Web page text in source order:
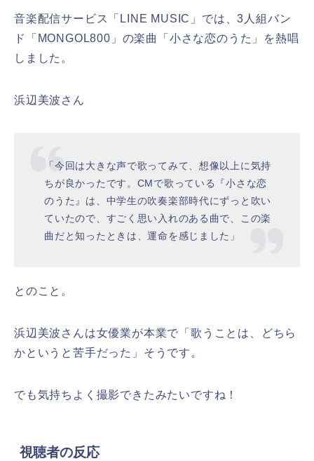
音楽配信サービス「LINE MUSIC」では、3人組バン
ド「MONGOL800」の楽曲「小さな恋のうた」を熱唱
しました。
浜辺美波さん
「今回は大きな声で歌ってみて、想像以上に気持
ちが良かったです。CMで歌っている『小さな恋
のうた』は、中学生の吹奏楽部時代にずっと吹い
ていたので、すごく思い入れのある曲で、この楽
曲だと知ったときは、運命を感じました」
とのこと。
浜辺美波さんは女優業が本業で「歌うことは、どちら
かというと苦手だった」そうです。
でも気持ちよく撮影できたみたいですね！
視聴者の反応